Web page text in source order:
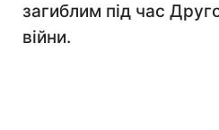
загиблим під час
війни.